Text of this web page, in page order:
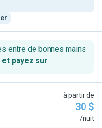
entre de bonnes mains
payez sur
à partir de
30 $
/nuit